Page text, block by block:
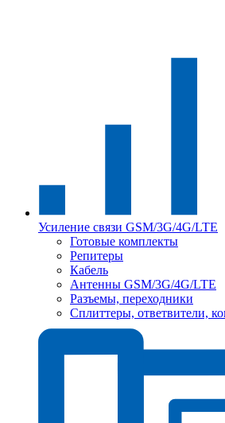
Усиление связи GSM/3G/4G/LTE
Готовые комплекты
Репитеры
Кабель
Антенны GSM/3G/4G/LTE
Разъемы, переходники
Сплиттеры, ответвители,